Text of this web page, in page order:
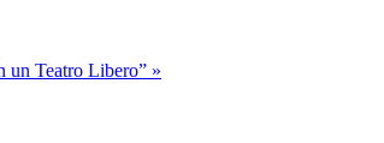
un Teatro Libero” »